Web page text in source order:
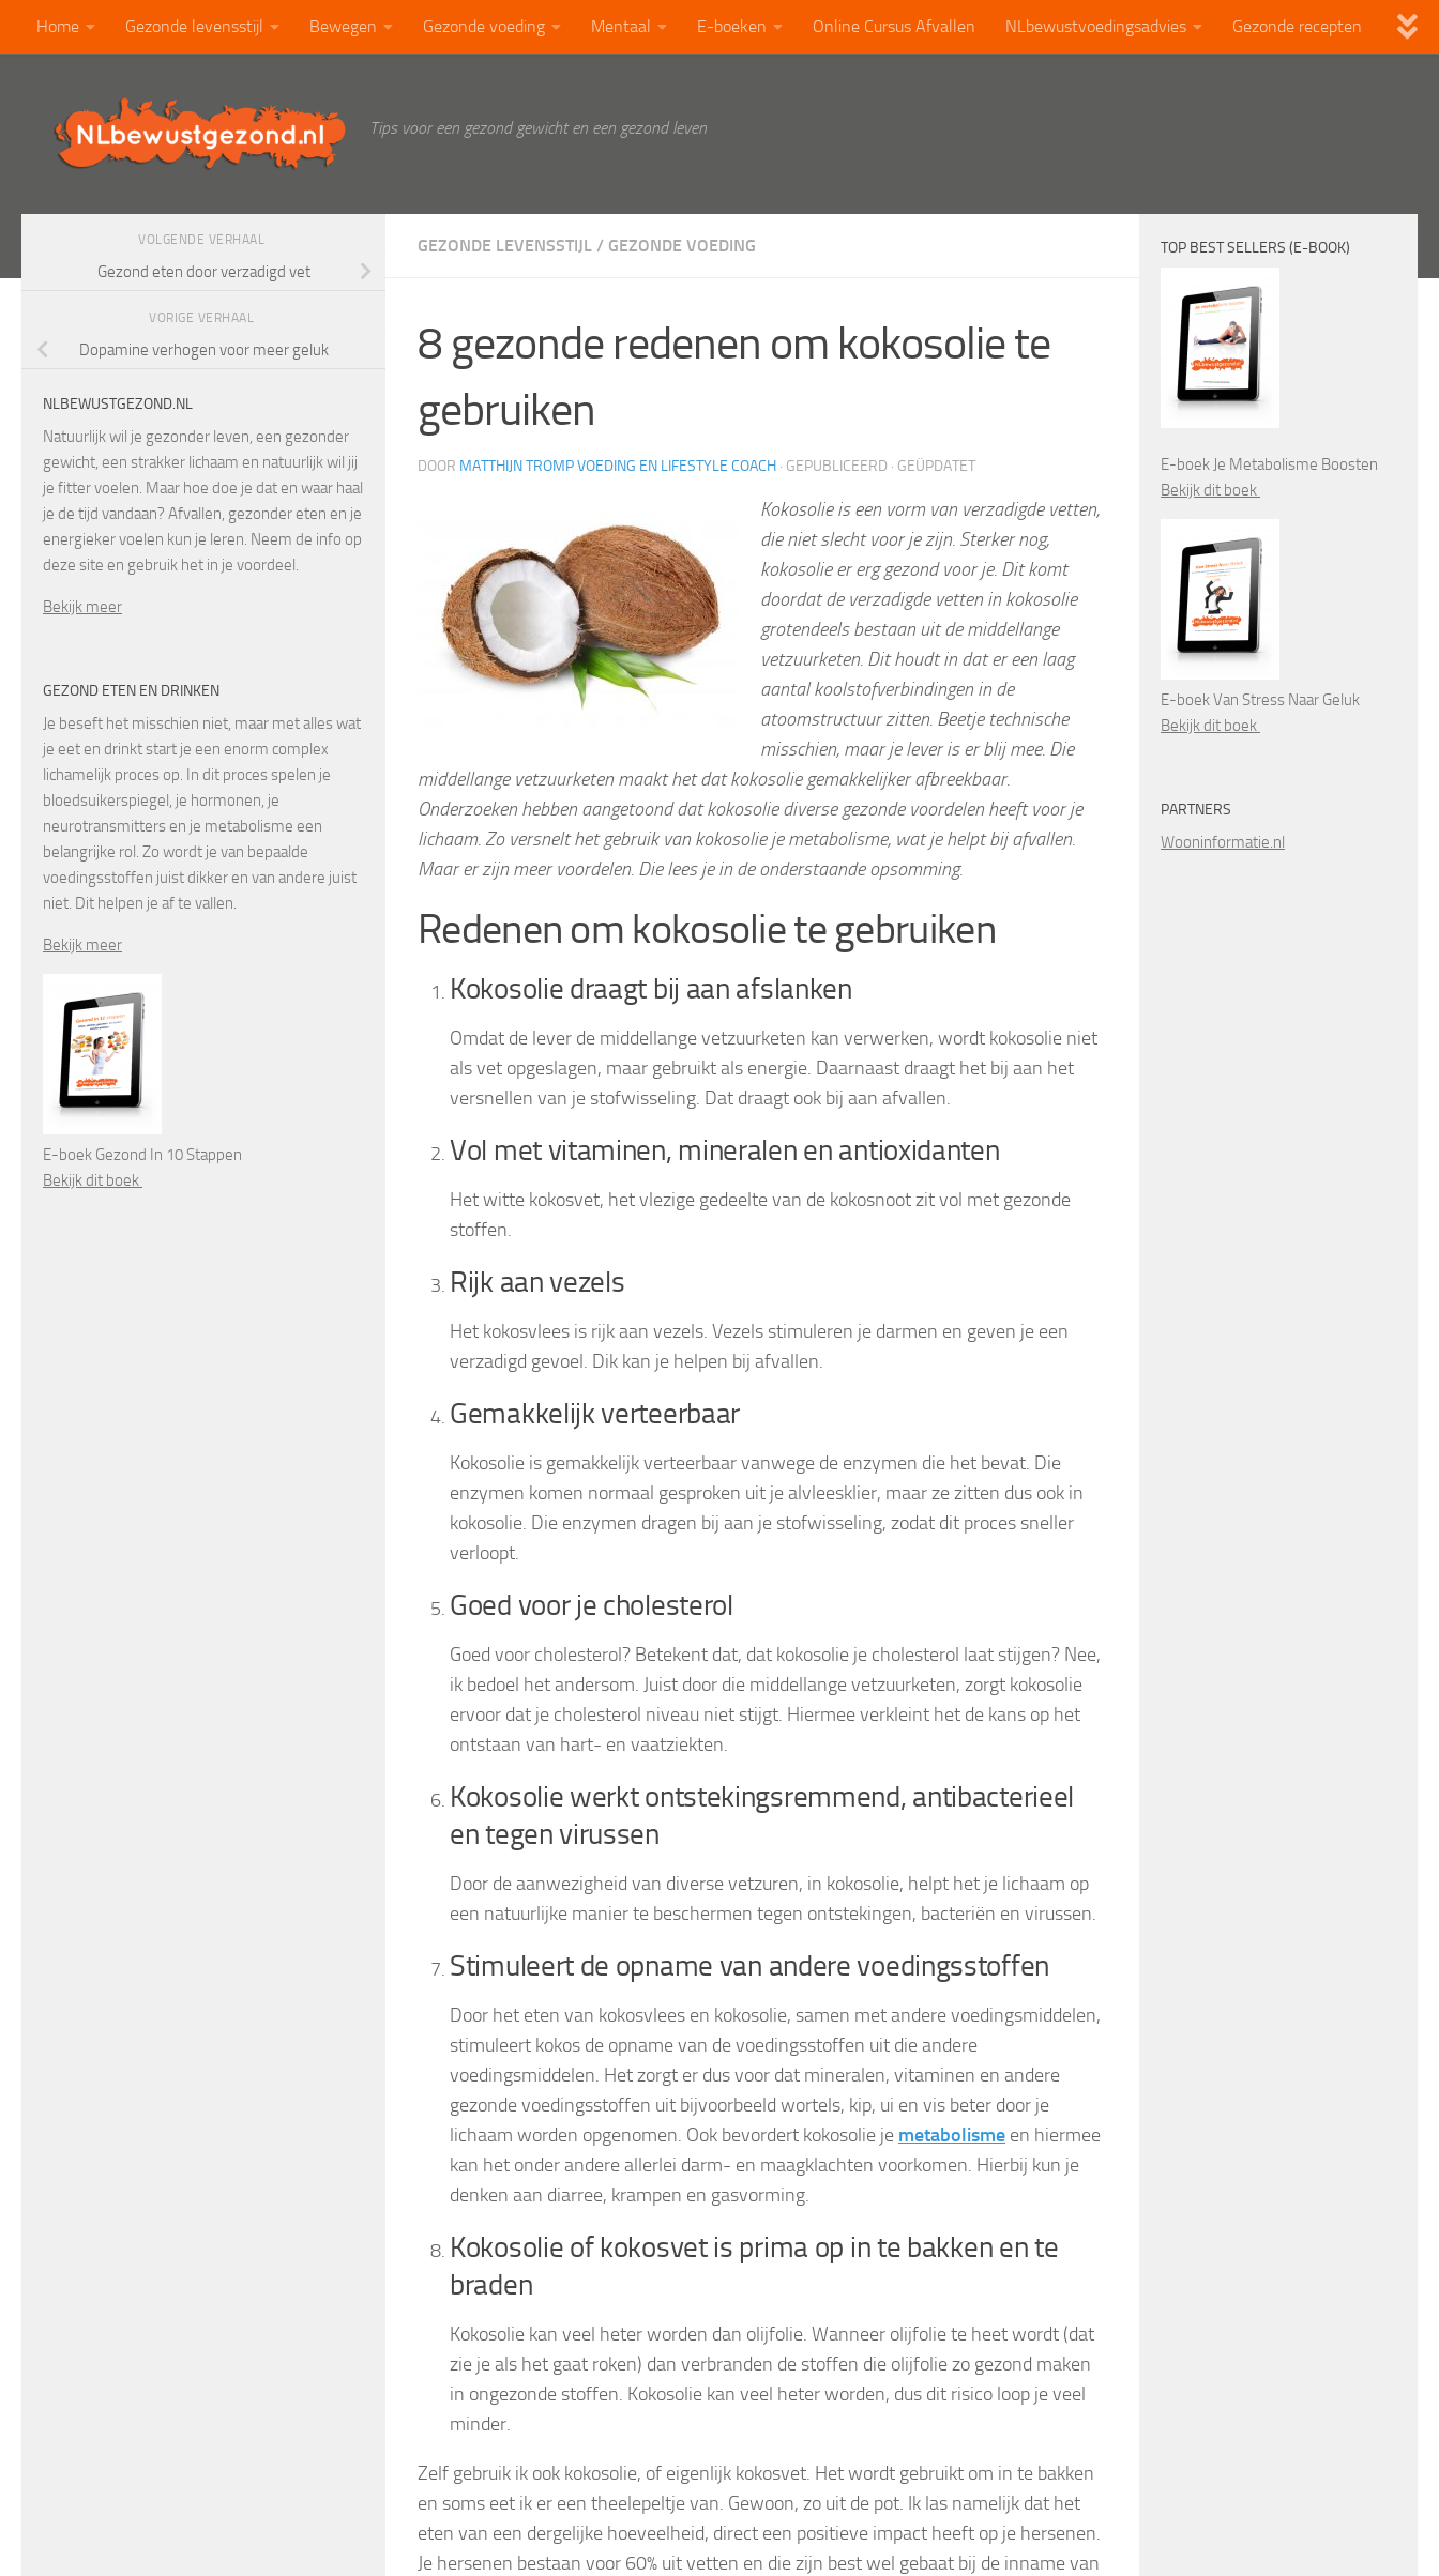
Doorgaan naar inhoud
Home Gezonde levensstijl Bewegen Gezonde voeding Mentaal E-boeken Online Cursus Afvallen NLbewustvoedingsadvies Gezonde recepten
Tips voor een gezond gewicht en een gezond leven
GEZONDE LEVENSSTIJL / GEZONDE VOEDING
8 gezonde redenen om kokosolie te
gebruiken
DOOR MATTHIJN TROMP VOEDING EN LIFESTYLE COACH · GEPUBLICEERD · GEÜPDATET
Kokosolie is een vorm van verzadigde vetten,
die niet slecht voor je zijn. Sterker nog,
kokosolie er erg gezond voor je. Dit komt
doordat de verzadigde vetten in kokosolie
grotendeels bestaan uit de middellange
vetzuurketen. Dit houdt in dat er een laag
aantal koolstofverbindingen in de
atoomstructuur zitten. Beetje technische
misschien, maar je lever is er blij mee. Die
middellange vetzuurketen maakt het dat kokosolie gemakkelijker afbreekbaar.
Onderzoeken hebben aangetoond dat kokosolie diverse gezonde voordelen heeft voor je
lichaam. Zo versnelt het gebruik van kokosolie je metabolisme, wat je helpt bij afvallen.
Maar er zijn meer voordelen. Die lees je in de onderstaande opsomming.
Redenen om kokosolie te gebruiken
Kokosolie draagt bij aan afslanken
Omdat de lever de middellange vetzuurketen kan verwerken, wordt kokosolie niet
als vet opgeslagen, maar gebruikt als energie. Daarnaast draagt het bij aan het
versnellen van je stofwisseling. Dat draagt ook bij aan afvallen.
Vol met vitaminen, mineralen en antioxidanten
Het witte kokosvet, het vlezige gedeelte van de kokosnoot zit vol met gezonde
stoffen.
Rijk aan vezels
Het kokosvlees is rijk aan vezels. Vezels stimuleren je darmen en geven je een
verzadigd gevoel. Dik kan je helpen bij afvallen.
Gemakkelijk verteerbaar
Kokosolie is gemakkelijk verteerbaar vanwege de enzymen die het bevat. Die
enzymen komen normaal gesproken uit je alvleesklier, maar ze zitten dus ook in
kokosolie. Die enzymen dragen bij aan je stofwisseling, zodat dit proces sneller
verloopt.
Goed voor je cholesterol
Goed voor cholesterol? Betekent dat, dat kokosolie je cholesterol laat stijgen? Nee,
ik bedoel het andersom. Juist door die middellange vetzuurketen, zorgt kokosolie
ervoor dat je cholesterol niveau niet stijgt. Hiermee verkleint het de kans op het
ontstaan van hart- en vaatziekten.
Kokosolie werkt ontstekingsremmend, antibacterieel
en tegen virussen
Door de aanwezigheid van diverse vetzuren, in kokosolie, helpt het je lichaam op
een natuurlijke manier te beschermen tegen ontstekingen, bacteriën en virussen.
Stimuleert de opname van andere voedingsstoffen
Door het eten van kokosvlees en kokosolie, samen met andere voedingsmiddelen,
stimuleert kokos de opname van de voedingsstoffen uit die andere
voedingsmiddelen. Het zorgt er dus voor dat mineralen, vitaminen en andere
gezonde voedingsstoffen uit bijvoorbeeld wortels, kip, ui en vis beter door je
lichaam worden opgenomen. Ook bevordert kokosolie je metabolisme en hiermee
kan het onder andere allerlei darm- en maagklachten voorkomen. Hierbij kun je
denken aan diarree, krampen en gasvorming.
Kokosolie of kokosvet is prima op in te bakken en te
braden
Kokosolie kan veel heter worden dan olijfolie. Wanneer olijfolie te heet wordt (dat
zie je als het gaat roken) dan verbranden de stoffen die olijfolie zo gezond maken
in ongezonde stoffen. Kokosolie kan veel heter worden, dus dit risico loop je veel
minder.
Zelf gebruik ik ook kokosolie, of eigenlijk kokosvet. Het wordt gebruikt om in te bakken
en soms eet ik er een theelepeltje van. Gewoon, zo uit de pot. Ik las namelijk dat het
eten van een dergelijke hoeveelheid, direct een positieve impact heeft op je hersenen.
Je hersenen bestaan voor 60% uit vetten en die zijn best wel gebaat bij de inname van
VOLGENDE VERHAAL
Gezond eten door verzadigd vet
VORIGE VERHAAL
Dopamine verhogen voor meer geluk
NLBEWUSTGEZOND.NL
Natuurlijk wil je gezonder leven, een gezonder
gewicht, een strakker lichaam en natuurlijk wil jij
je fitter voelen. Maar hoe doe je dat en waar haal
je de tijd vandaan? Afvallen, gezonder eten en je
energieker voelen kun je leren. Neem de info op
deze site en gebruik het in je voordeel.
Bekijk meer
GEZOND ETEN EN DRINKEN
Je beseft het misschien niet, maar met alles wat
je eet en drinkt start je een enorm complex
lichamelijk proces op. In dit proces spelen je
bloedsuikerspiegel, je hormonen, je
neurotransmitters en je metabolisme een
belangrijke rol. Zo wordt je van bepaalde
voedingsstoffen juist dikker en van andere juist
niet. Dit helpen je af te vallen.
Bekijk meer
E-boek Gezond In 10 Stappen
Bekijk dit boek
TOP BEST SELLERS (E-BOOK)
E-boek Je Metabolisme Boosten
Bekijk dit boek
E-boek Van Stress Naar Geluk
Bekijk dit boek
PARTNERS
Wooninformatie.nl